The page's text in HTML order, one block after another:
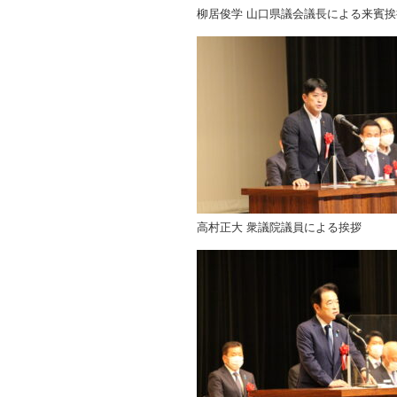
柳居俊学 山口県議会議長による来賓
高村正大 衆議院議員による挨拶